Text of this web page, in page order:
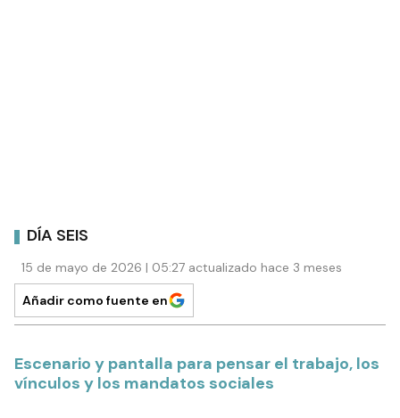
DÍA SEIS
15 de mayo de 2026 | 05:27 actualizado hace 3 meses
Añadir como fuente en
Escenario y pantalla para pensar el trabajo, los
vínculos y los mandatos sociales